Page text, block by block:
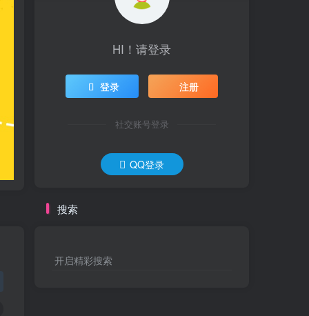
HI！请登录
登录 注册
社交账号登录
QQ登录
搜索
开启精彩搜索